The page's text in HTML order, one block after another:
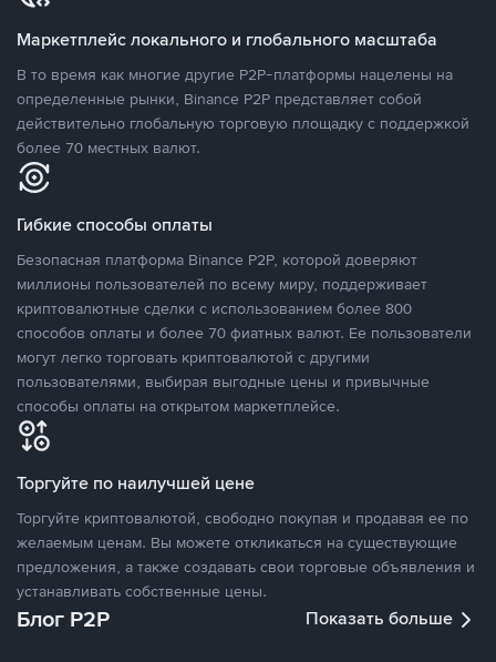
Маркетплейс локального и глобального масштаба
В то время как многие другие P2P-платформы нацелены на
определенные рынки, Binance P2P представляет собой
действительно глобальную торговую площадку с поддержкой
более 70 местных валют.
Гибкие способы оплаты
Безопасная платформа Binance P2P, которой доверяют
миллионы пользователей по всему миру, поддерживает
криптовалютные сделки с использованием более 800
способов оплаты и более 70 фиатных валют. Ее пользователи
могут легко торговать криптовалютой с другими
пользователями, выбирая выгодные цены и привычные
способы оплаты на открытом маркетплейсе.
Торгуйте по наилучшей цене
Торгуйте криптовалютой, свободно покупая и продавая ее по
желаемым ценам. Вы можете откликаться на существующие
предложения, а также создавать свои торговые объявления и
устанавливать собственные цены.
Блог P2P Показать больше